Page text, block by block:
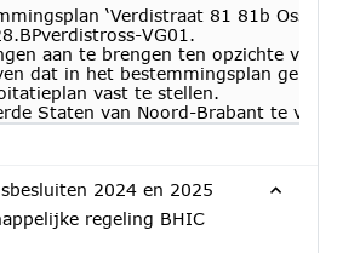
‘Verdistraat 81 81b Oss
VG01.
aan te brengen ten opzichte van
dat in het bestemmingsplan
vast te stellen.
Staten van Noord-Brabant te
2024 en 2025
regeling BHIC